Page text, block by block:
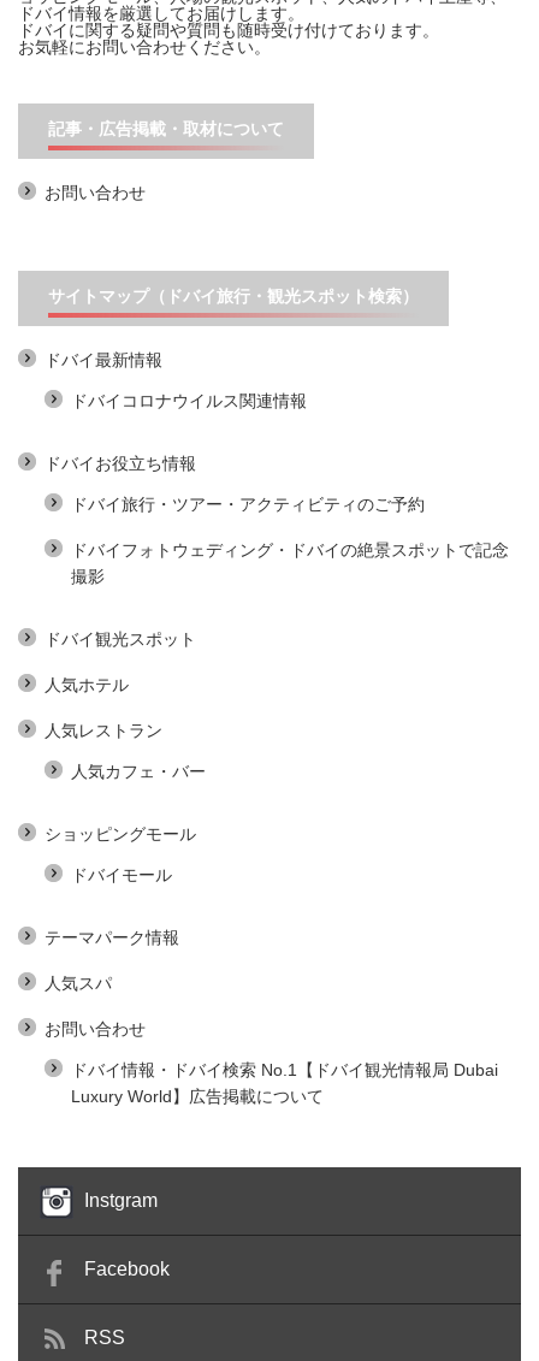
ドバイ情報を厳選してお届けします。
ドバイに関する疑問や質問も随時受け付けております。
お気軽にお問い合わせください。
記事・広告掲載・取材について
お問い合わせ
サイトマップ（ドバイ旅行・観光スポット検索）
ドバイ最新情報
ドバイコロナウイルス関連情報
ドバイお役立ち情報
ドバイ旅行・ツアー・アクティビティのご予約
ドバイフォトウェディング・ドバイの絶景スポットで記念
撮影
ドバイ観光スポット
人気ホテル
人気レストラン
人気カフェ・バー
ショッピングモール
ドバイモール
テーマパーク情報
人気スパ
お問い合わせ
ドバイ情報・ドバイ検索 No.1【ドバイ観光情報局 Dubai
Luxury World】広告掲載について
Instgram
Facebook
RSS